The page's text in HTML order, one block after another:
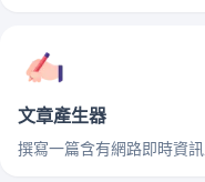
文章產生器
撰寫一篇含有網路即時資